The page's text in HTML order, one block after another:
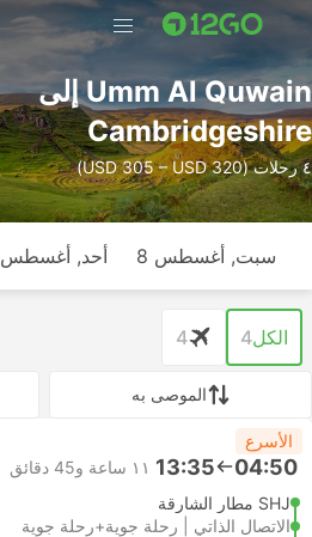
Umm Al Quwain إلى
Cambridgeshire
٤ رحلات (USD 305 – USD 320)
سبت, أغسطس 8 أحد, أغسطس 9
الكل4
4
الموصى به
الأسرع
04:50
13:35 ١١ ساعة و‫45 دقائق
SHJ مطار الشارقة
الاتصال الذاتي | رحلة جوية+رحلة جوية